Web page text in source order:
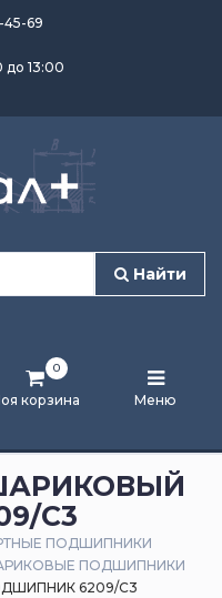
45-69
до 13:00
Найти
корзина
0
Меню
C3
ПОДШИПНИКИ
ПОДШИПНИКИ
6209/C3